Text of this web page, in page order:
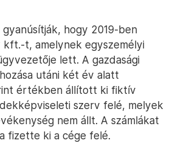
hogy 2019-ben
t, amelynek egyszemélyi
lett. A gazdasági
utáni két év alatt
értékben állított ki fiktív
szerv felé, melyek
nem állt. A számlákat
fizette ki a cége felé.